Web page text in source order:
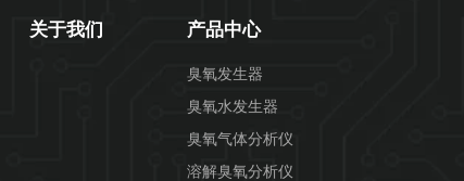
关于我们 产品中心
臭氧发生器
臭氧水发生器
臭氧气体分析仪
溶解臭氧分析仪